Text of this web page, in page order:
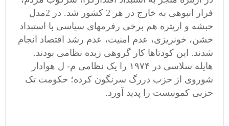
فرار انبوهی به خارج در هر 2 کشور شد. در 2مدل
حبشه و اریتره هم برخی رفرمهای سیاسی با استبداد
خشن، خونریزی، عدم امنیت، عدم رشد اقتصاد انجام
شدند. این کودتاها کار گروهی زبده نظامی بودند.
هایله سلاسی در ۱۹۷۴ را یک نظامی م- ل هوادار
شوروی از حزب دررگ سرنگون کرده؛ حکومت تک
حزبی کمونیست را پدید آورد.